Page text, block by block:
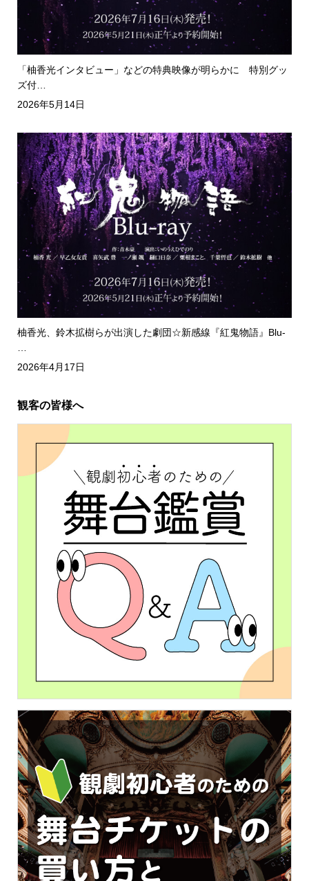
「柚香光インタビュー」などの特典映像が明らかに 特別グッ
ズ付…
2026年5月14日
柚香光、鈴木拡樹らが出演した劇団☆新感線『紅鬼物語』Blu-
…
2026年4月17日
観客の皆様へ